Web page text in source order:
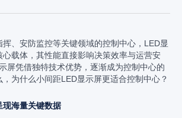
、安防监控等关键领域的控制中心，LED显
心载体，其性能直接影响决策效率与运营安
屏凭借独特技术优势，逐渐成为控制中心的
为什么小间距LED显示屏更适合控制中心？
现海量关键数据​